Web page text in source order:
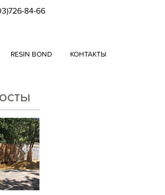
84-66
RESIN BOND КОНТАКТЫ